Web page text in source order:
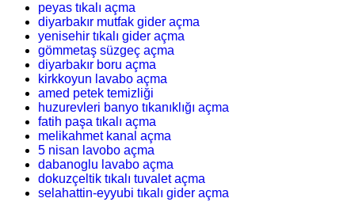
peyas tıkalı açma
diyarbakır mutfak gider açma
yenisehir tıkalı gider açma
gömmetaş süzgeç açma
diyarbakır boru açma
kirkkoyun lavabo açma
amed petek temizliği
huzurevleri banyo tıkanıklığı açma
fatih paşa tıkalı açma
melikahmet kanal açma
5 nisan lavobo açma
dabanoglu lavabo açma
dokuzçeltik tıkalı tuvalet açma
selahattin-eyyubi tıkalı gider açma